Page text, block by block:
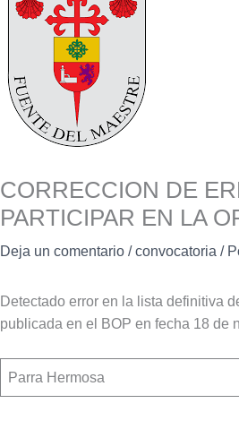
CORRECCION DE
PARTICIPAR EN LA
Deja un comentario / convocatoria/
Detectado error en la lista definitiva
publicada en el BOP en fecha 18 de
Parra Hermosa